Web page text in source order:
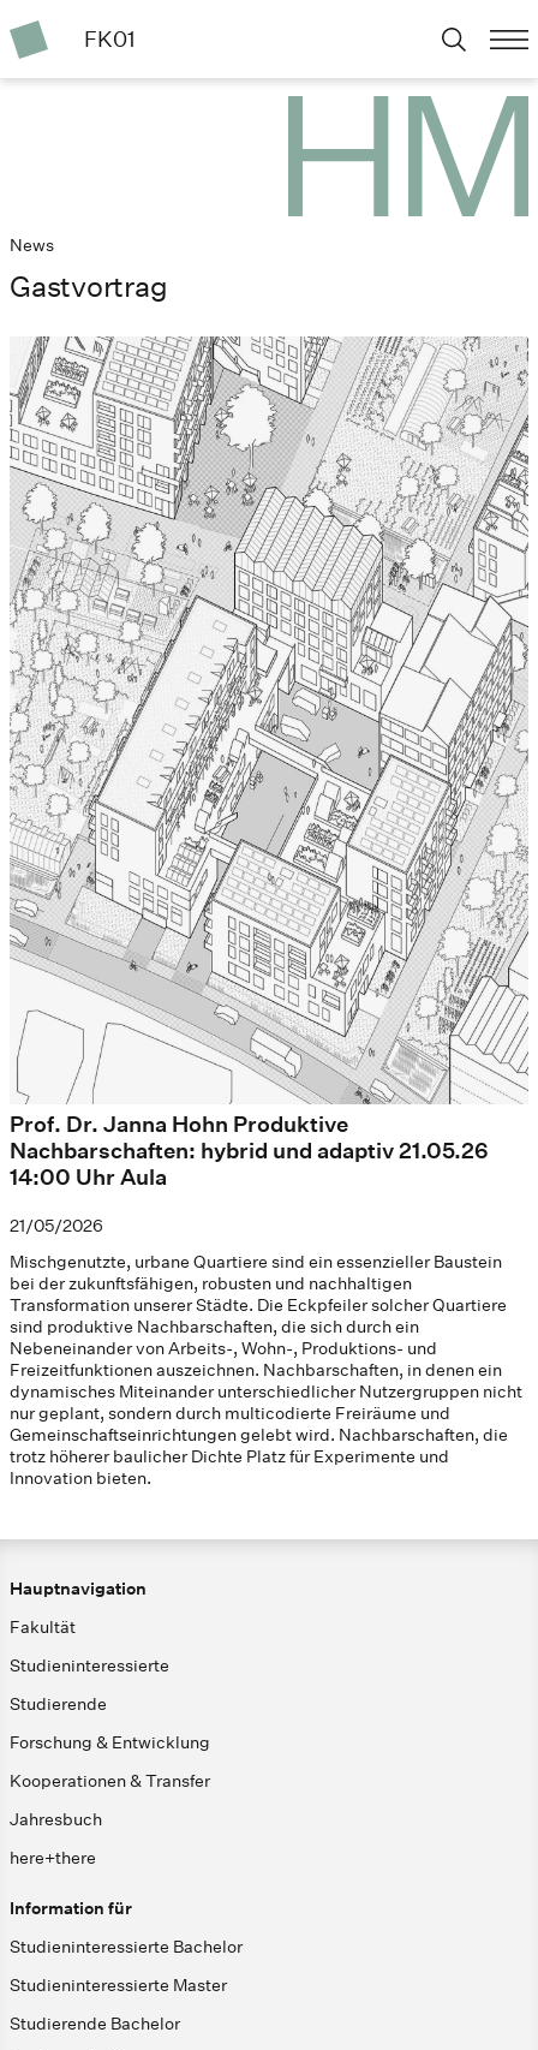
FK01
News
Gastvortrag
Prof. Dr. Janna Hohn Produktive
Nachbarschaften: hybrid und adaptiv 21.05.26
14:00 Uhr Aula
21/05/2026
Mischgenutzte, urbane Quartiere sind ein essenzieller Baustein
bei der zukunftsfähigen, robusten und nachhaltigen
Transformation unserer Städte. Die Eckpfeiler solcher Quartiere
sind produktive Nachbarschaften, die sich durch ein
Nebeneinander von Arbeits-, Wohn-, Produktions- und
Freizeitfunktionen auszeichnen. Nachbarschaften, in denen ein
dynamisches Miteinander unterschiedlicher Nutzergruppen nicht
nur geplant, sondern durch multicodierte Freiräume und
Gemeinschaftseinrichtungen gelebt wird. Nachbarschaften, die
trotz höherer baulicher Dichte Platz für Experimente und
Innovation bieten.
Hauptnavigation
Fakultät
Studieninteressierte
Studierende
Forschung & Entwicklung
Kooperationen & Transfer
Jahresbuch
here+there
Information für
Studieninteressierte Bachelor
Studieninteressierte Master
Studierende Bachelor